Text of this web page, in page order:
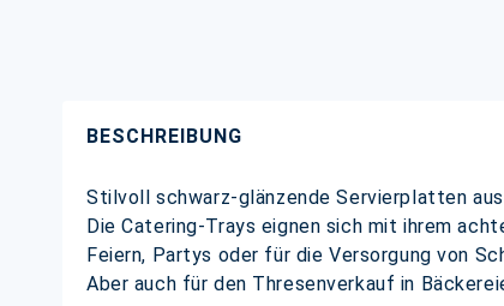
BESCHREIBUNG
Stilvoll schwarz-glänzende Servierplatten
Die Catering-Trays eignen sich mit ihrem
Feiern, Partys oder für die Versorgung von
Aber auch für den Thresenverkauf in